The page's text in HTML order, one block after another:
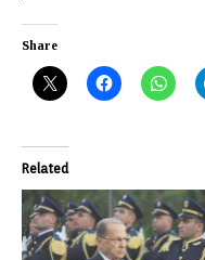
Share
Related